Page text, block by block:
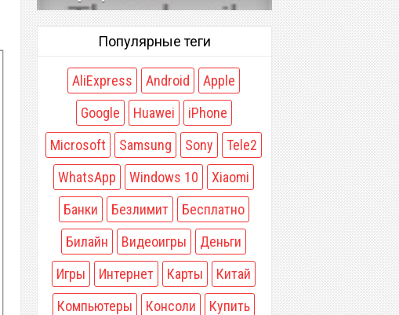
Популярные теги
AliExpress Android
Apple
Google
Huawei
iPhone
Microsoft
Samsung Sony
Tele2
WhatsApp
Windows 10
Xiaomi
Банки
Безлимит
Бесплатно
Билайн
Видеоигры
Деньги
Игры
Интернет Карты
Китай
Компьютеры
Консоли
Купить